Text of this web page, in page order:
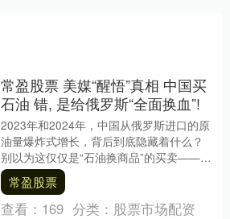
常盈股票 美媒“醒悟”真相 中国买
石油 错, 是给俄罗斯“全面换血”!
2023年和2024年，中国从俄罗斯进口的原
油量爆炸式增长，背后到底隐藏着什么？
别以为这仅仅是“石油换商品”的买卖——这
场交易，是在为俄罗斯经济注入全新“生
命....
常盈股票
查看： 169 分类： 股票市场配资